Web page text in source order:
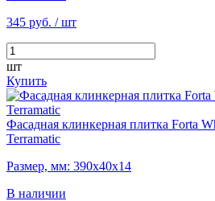
345 руб. / шт
шт
Купить
Фасадная клинкерная плитка Forta
Terramatic
Размер, мм: 390х40х14
В наличии